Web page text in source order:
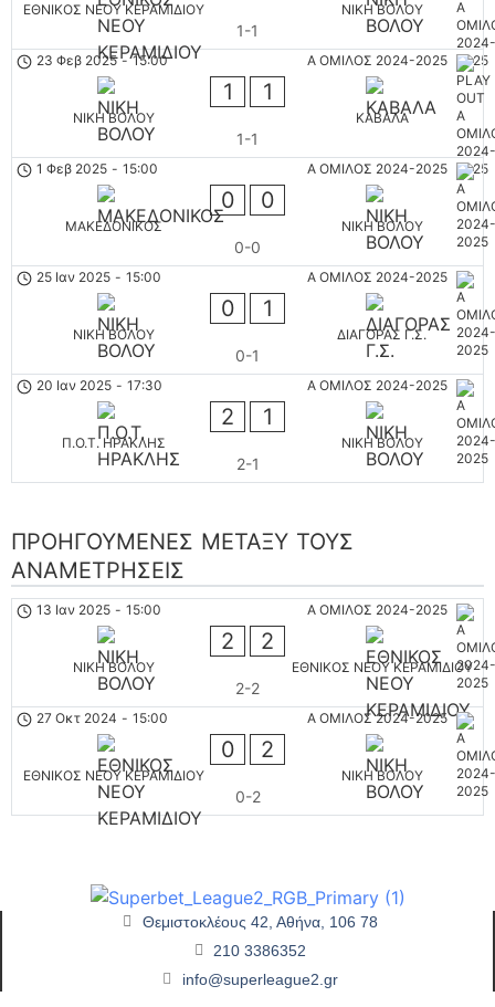
ΕΘΝΙΚΟΣ ΝΕΟΥ ΚΕΡΑΜΙΔΙΟΥ ΝΙΚΗ ΒΟΛΟΥ
1-1
Α ΟΜΙΛΟΣ 2024-2025
23 Φεβ 2025 - 15:00
ΝΙΚΗ ΒΟΛΟΥ
1 1
ΚΑΒΑΛΑ
1-1
Α ΟΜΙΛΟΣ 2024-2025
1 Φεβ 2025 - 15:00
ΜΑΚΕΔΟΝΙΚΟΣ
0 0
ΝΙΚΗ ΒΟΛΟΥ
0-0
Α ΟΜΙΛΟΣ 2024-2025
25 Ιαν 2025 - 15:00
ΝΙΚΗ ΒΟΛΟΥ
0 1
ΔΙΑΓΟΡΑΣ Γ.Σ.
0-1
Α ΟΜΙΛΟΣ 2024-2025
20 Ιαν 2025 - 17:30
Π.Ο.Τ. ΗΡΑΚΛΗΣ
2 1
ΝΙΚΗ ΒΟΛΟΥ
2-1
ΠΡΟΗΓΟΎΜΕΝΕΣ ΜΕΤΑΞΎ ΤΟΥΣ
ΑΝΑΜΕΤΡΉΣΕΙΣ
Α ΟΜΙΛΟΣ 2024-2025
13 Ιαν 2025 - 15:00
ΝΙΚΗ ΒΟΛΟΥ
2 2
ΕΘΝΙΚΟΣ ΝΕΟΥ ΚΕΡΑΜΙΔΙΟΥ
2-2
Α ΟΜΙΛΟΣ 2024-2025
27 Οκτ 2024 - 15:00
ΕΘΝΙΚΟΣ ΝΕΟΥ ΚΕΡΑΜΙΔΙΟΥ
0 2
ΝΙΚΗ ΒΟΛΟΥ
0-2
Θεμιστοκλέους 42, Αθήνα, 106 78
210 3386352
info@superleague2.gr